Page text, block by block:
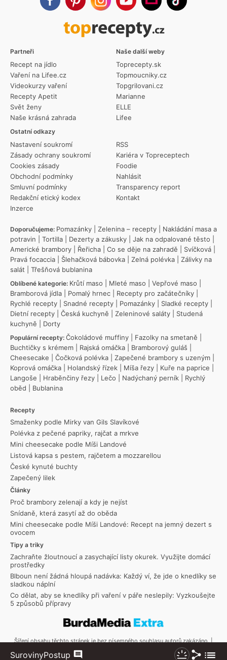
SurovinyPostup Sdílet
Partneři
Recept na jídlo
Vaření na Lifee.cz
Videokurzy vaření
Recepty Apetit
Svět ženy
Naše krásná zahrada
Ostatní odkazy
Nastavení soukromí
Zásady ochrany soukromí
Cookies zásady
Obchodní podmínky
Smluvní podmínky
Redakční etický kodex
Inzerce
RSS
Kariéra v Topreceptech
Foodie
Nahlásit
Transparency report
Kontakt
Naše další weby
Toprecepty.sk
Topmoucniky.cz
Topgrilovani.cz
Marianne
ELLE
Lifee
Doporučujeme: Pomazánky Zelenina – recepty
Nakládání masa a
potravin
Tortilla Dezerty a zákusky Jak na odpalované těsto
Americké brambory
Řeřicha Co se děje na zahradě Svíčková
Pravá focaccia
Šlehačková bábovka Zelná polévka
Zálivky na
salát
Třešňová bublanina
Oblíbené kategorie: Krůtí maso Mleté maso Vepřové maso
Bramborová jídla
Pomalý hrnec Recepty pro začátečníky
Rychlé recepty
Snadné recepty Pomazánky Sladké recepty
Dietní recepty
Česká kuchyně Zeleninové saláty
Studená
kuchyně
Dorty
Populární recepty: Čokoládové muffiny Fazolky na smetaně
Buchtičky s krémem
Rajská omáčka Bramborový guláš
Cheesecake
Čočková polévka Zapečené brambory s uzeným
Koprová omáčka
Holandský řízek Míša řezy Kuře na paprice
Langoše
Hraběnčiny řezy Lečo Nadýchaný perník
Rychlý
oběd
Bublanina
Recepty
Smaženky podle Mirky van Gils Slavíkové
Polévka z pečené papriky, rajčat a mrkve
Mini cheesecake podle Míši Landové
Listová kapsa s pestem, rajčetem a mozzarellou
České kynuté buchty
Zapečený lilek
Články
Proč brambory zelenají a kdy je nejíst
Snídaně, která zasytí až do oběda
Mini cheesecake podle Míši Landové: Recept na jemný dezert s
ovocem
Tipy a triky
Zachraňte žloutnoucí a zasychající listy okurek. Využijte domácí
prostředky
Blboun není žádná hloupá nadávka: Každý ví, že jde o knedlíky se
sladkou náplní
Co dělat, aby se knedlíky při vaření v páře neslepily: Vyzkoušejte
5 způsobů přípravy
Šíření obsahu těchto stránek je bez písemného souhlasu autorů zakázáno. |